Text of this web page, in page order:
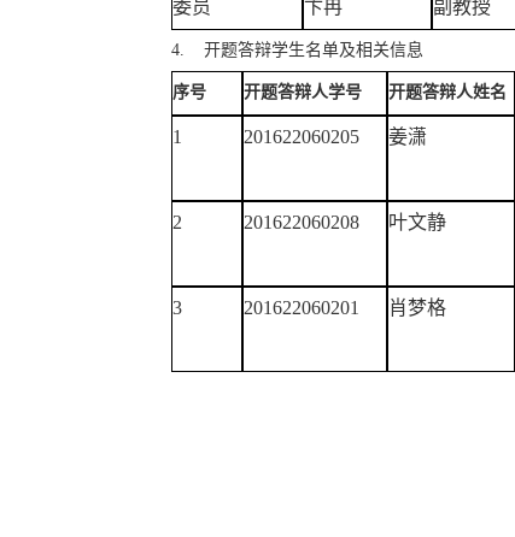
委员 卞冉 副教授
4. 开题答辩学生名单及相关信息
序号 开题答辩人学号 开题答辩人姓名
1 201622060205 姜潇
2 201622060208 叶文静
3 201622060201 肖梦格